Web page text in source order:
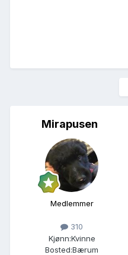
Mirapusen
Medlemmer
310
Kjønn:Kvinne
Bosted:Bærum